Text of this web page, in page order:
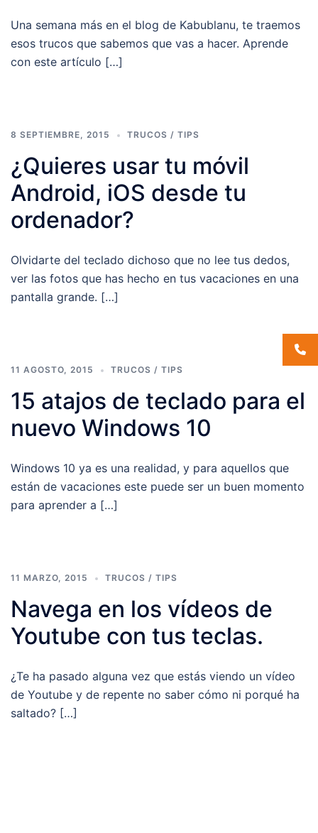
Una semana más en el blog de Kabublanu, te traemos
esos trucos que sabemos que vas a hacer. Aprende
con este artículo […]
8 SEPTIEMBRE, 2015 TRUCOS / TIPS
¿Quieres usar tu móvil
Android, iOS desde tu
ordenador?
Olvidarte del teclado dichoso que no lee tus dedos,
ver las fotos que has hecho en tus vacaciones en una
pantalla grande. […]
11 AGOSTO, 2015 TRUCOS / TIPS
15 atajos de teclado para el
nuevo Windows 10
Windows 10 ya es una realidad, y para aquellos que
están de vacaciones este puede ser un buen momento
para aprender a […]
11 MARZO, 2015 TRUCOS / TIPS
Navega en los vídeos de
Youtube con tus teclas.
¿Te ha pasado alguna vez que estás viendo un vídeo
de Youtube y de repente no saber cómo ni porqué ha
saltado? […]